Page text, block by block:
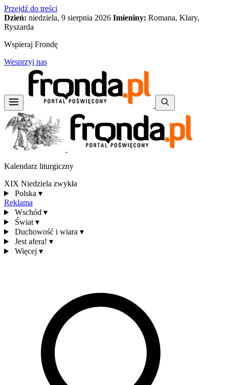
Przejdź do treści
Dzień: niedziela, 9 sierpnia 2026 Imieniny: Romana, Klary,
Ryszarda
Wspieraj Frondę
Wesprzyj nas
Kalendarz liturgiczny
XIX Niedziela zwykła
Polska ▾
Reklama
Wschód ▾
Świat ▾
Duchowość i wiara ▾
Jest afera! ▾
Więcej ▾